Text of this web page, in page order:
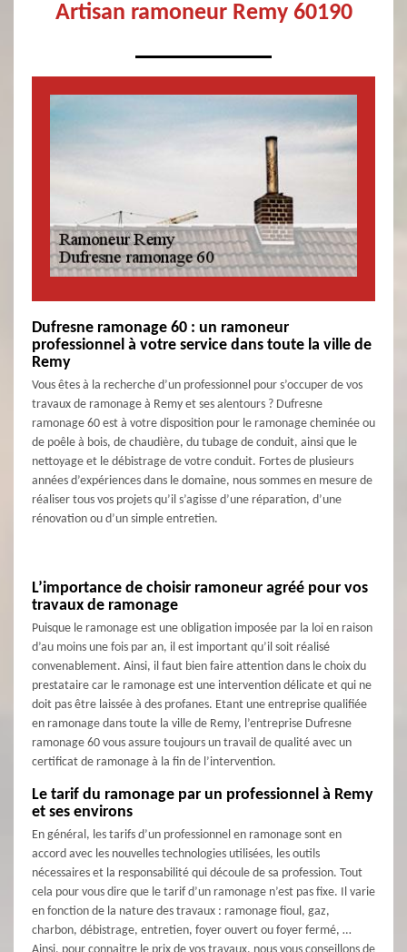
Artisan ramoneur Remy 60190
Dufresne ramonage 60 : un ramoneur
professionnel à votre service dans toute la ville de
Remy
Vous êtes à la recherche d’un professionnel pour s’occuper de vos
travaux de ramonage à Remy et ses alentours ? Dufresne
ramonage 60 est à votre disposition pour le ramonage cheminée ou
de poêle à bois, de chaudière, du tubage de conduit, ainsi que le
nettoyage et le débistrage de votre conduit. Fortes de plusieurs
années d’expériences dans le domaine, nous sommes en mesure de
réaliser tous vos projets qu’il s’agisse d’une réparation, d’une
rénovation ou d’un simple entretien.
L’importance de choisir ramoneur agréé pour vos
travaux de ramonage
Puisque le ramonage est une obligation imposée par la loi en raison
d’au moins une fois par an, il est important qu’il soit réalisé
convenablement. Ainsi, il faut bien faire attention dans le choix du
prestataire car le ramonage est une intervention délicate et qui ne
doit pas être laissée à des profanes. Etant une entreprise qualifiée
en ramonage dans toute la ville de Remy, l’entreprise Dufresne
ramonage 60 vous assure toujours un travail de qualité avec un
certificat de ramonage à la fin de l’intervention.
Le tarif du ramonage par un professionnel à Remy
et ses environs
En général, les tarifs d’un professionnel en ramonage sont en
accord avec les nouvelles technologies utilisées, les outils
nécessaires et la responsabilité qui découle de sa profession. Tout
cela pour vous dire que le tarif d’un ramonage n’est pas fixe. Il varie
en fonction de la nature des travaux : ramonage fioul, gaz,
charbon, débistrage, entretien, foyer ouvert ou foyer fermé, …